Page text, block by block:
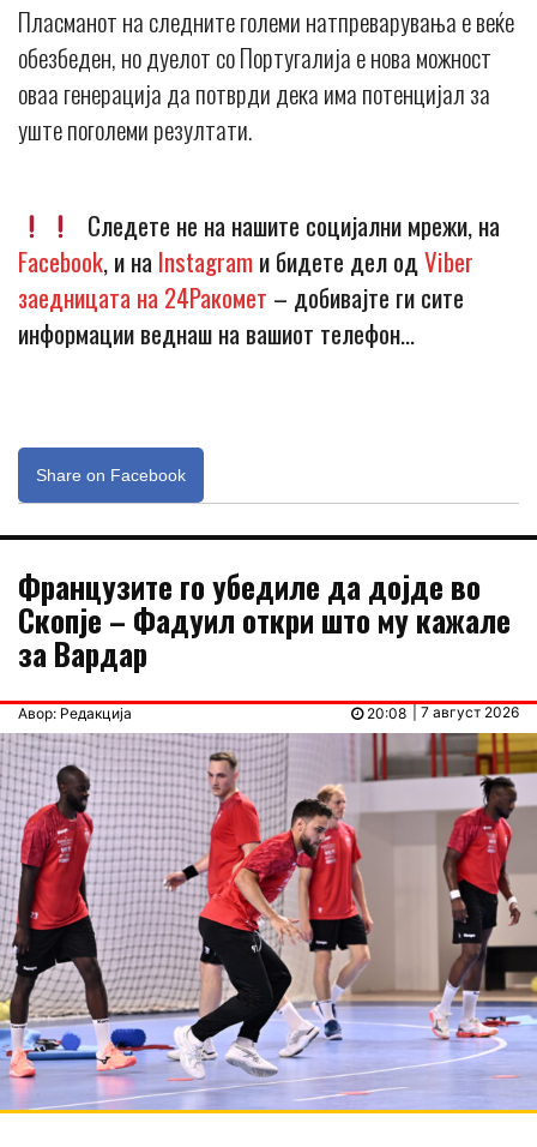
Пласманот на следните големи натпреварувања е веќе
обезбеден, но дуелот со Португалија е нова можност
оваа генерација да потврди дека има потенцијал за
уште поголеми резултати.
Следете не на нашите социјални мрежи, на
Facebook, и на Instagramи бидете дел одViber
заедницата на 24Ракомет – добивајте ги сите
информации веднаш на вашиот телефон…
Share on Facebook
Французите го убедиле да дојде во
Скопје – Фадуил откри што му кажале
за Вардар
Авор: Редакција | 7 август 2026
20:08